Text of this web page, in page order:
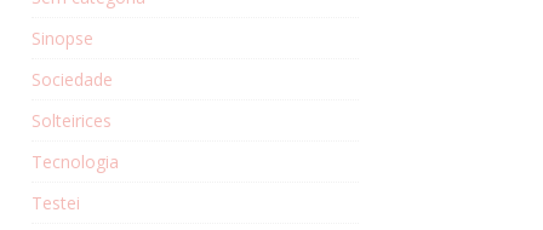
Sinopse
Sociedade
Solteirices
Tecnologia
Testei